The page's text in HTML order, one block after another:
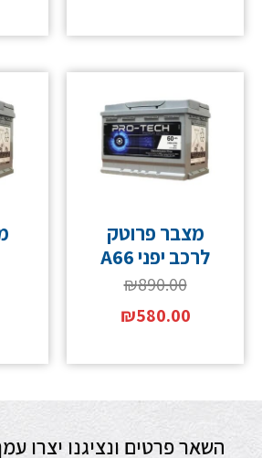
מצבר פרוטק
לרכב יפני A66
₪890.00
₪580.00
השאר פרטים ונציגנו יצרו